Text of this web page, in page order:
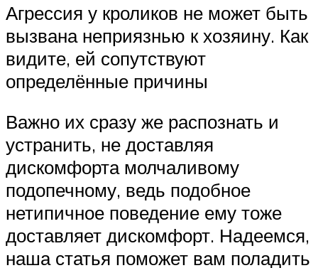
Агрессия у кроликов не может быть
вызвана неприязнью к хозяину. Как
видите, ей сопутствуют
определённые причины
Важно их сразу же распознать и
устранить, не доставляя
дискомфорта молчаливому
подопечному, ведь подобное
нетипичное поведение ему тоже
доставляет дискомфорт. Надеемся,
наша статья поможет вам поладить